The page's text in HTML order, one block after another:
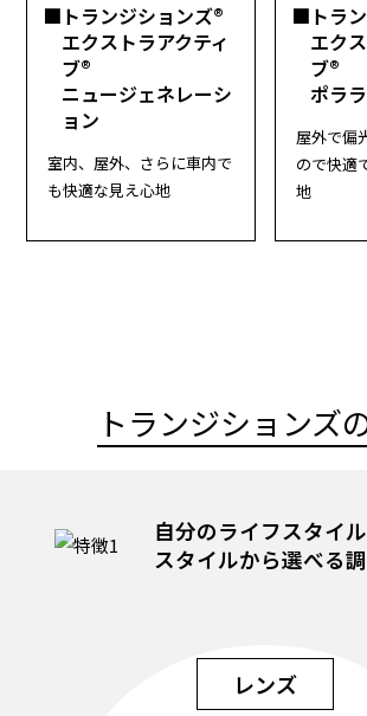
■トランジションズ®
エクストラアクティ
ブ®
ニュージェネレーシ
ョン
室内、屋外、さらに車内で
も快適な見え心地
■トラ
エク
ブ®
ポラ
屋外で偏
ので快適
地
トランジションズ
自分のライフスタイ
スタイルから選べる
レンズ